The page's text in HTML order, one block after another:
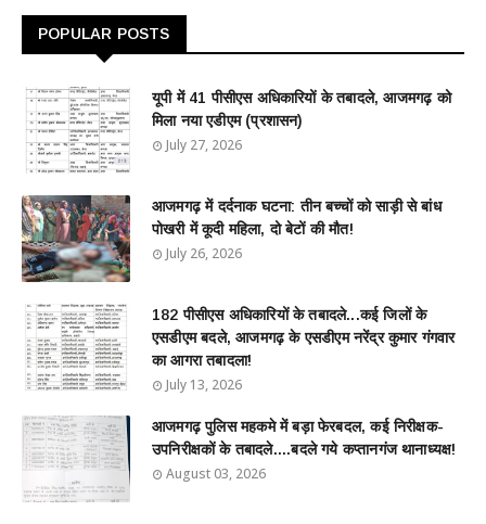
POPULAR POSTS
यूपी में 41 पीसीएस अधिकारियों के तबादले, आजमगढ़ को
मिला नया एडीएम (प्रशासन)
July 27, 2026
आजमगढ़ में दर्दनाक घटना: तीन बच्चों को साड़ी से बांध
पोखरी में कूदी महिला, दो बेटों की मौत!
July 26, 2026
182 पीसीएस अधिकारियों के तबादले...कई जिलों के
एसडीएम बदले, आजमगढ़ के एसडीएम नरेंद्र कुमार गंगवार
का आगरा तबादला!
July 13, 2026
आजमगढ़ पुलिस महकमे में बड़ा फेरबदल, कई निरीक्षक-
उपनिरीक्षकों के तबादले....बदले गये कप्तानगंज थानाध्यक्ष!
August 03, 2026